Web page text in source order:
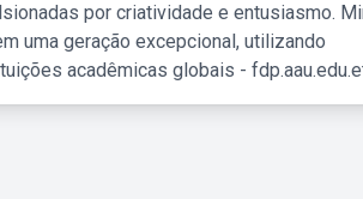
por criatividade e entusiasmo.
uma geração excepcional, utilizando
acadêmicas globais -